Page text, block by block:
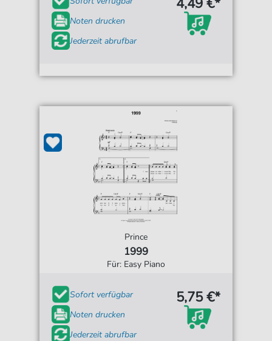
Noten drucken
Jederzeit abrufbar
Prince
1999
Für: Easy Piano
Sofort verfügbar
Noten drucken
Jederzeit abrufbar
5,75 €*